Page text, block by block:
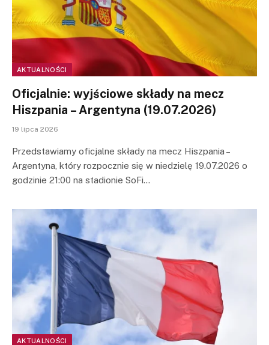
AKTUALNOŚCI
Oficjalnie: wyjściowe składy na mecz
Hiszpania – Argentyna (19.07.2026)
19 lipca 2026
Przedstawiamy oficjalne składy na mecz Hiszpania –
Argentyna, który rozpocznie się w niedzielę 19.07.2026 o
godzinie 21:00 na stadionie SoFi…
AKTUALNOŚCI